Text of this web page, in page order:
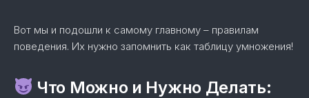
Вот мы и подошли к самому главному – правилам
поведения. Их нужно запомнить как таблицу умножения!
Что Можно и Нужно Делать: